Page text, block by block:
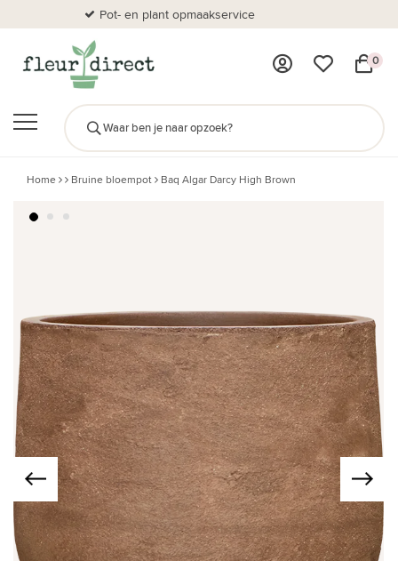
Pot- en plant opmaakservice
0
Home Bruine bloempot Baq Algar Darcy High Brown